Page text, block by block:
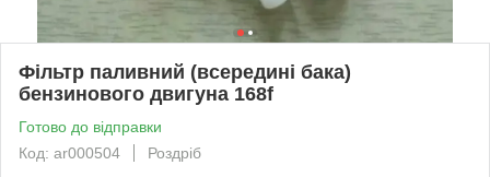
Фільтр паливний (всередині бака)
бензинового двигуна 168f
Готово до відправки
Код: ar000504
Роздріб